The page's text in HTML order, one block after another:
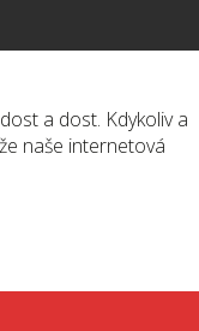
a dost. Kdykoliv a
naše internetová